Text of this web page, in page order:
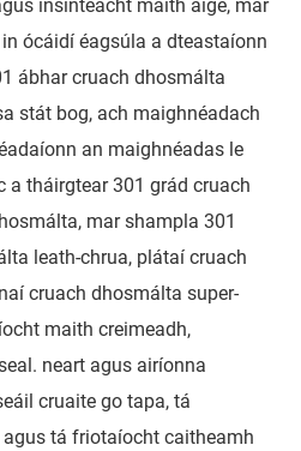
insínteacht maith aige, mar
ócáidí éagsúla a dteastaíonn
ábhar cruach dhosmálta
stát bog, ach maighnéadach
an maighnéadas le
a tháirgtear 301 grád cruach
mar shampla 301
leath-chrua, plátaí cruach
cruach dhosmálta super-
maith creimeadh,
neart agus airíonna
cruaite go tapa, tá
tá friotaíocht caitheamh